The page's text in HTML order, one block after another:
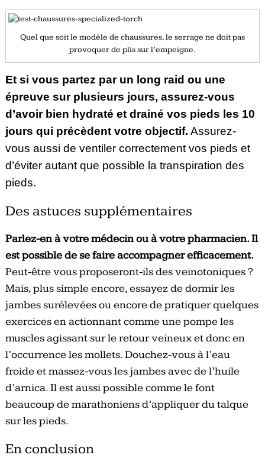
Quel que soit le modèle de chaussures, le serrage ne doit pas
provoquer de plis sur l’empeigne.
Et si vous partez par un long raid ou une
épreuve sur plusieurs jours, assurez-vous
d’avoir bien hydraté et drainé vos pieds les 10
jours qui précèdent votre objectif. Assurez-
vous aussi de ventiler correctement vos pieds et
d’éviter autant que possible la transpiration des
pieds.
Des astuces supplémentaires
Parlez-en à votre médecin ou à votre pharmacien. Il
est possible de se faire accompagner efficacement.
Peut-être vous proposeront-ils des veinotoniques ?
Mais, plus simple encore, essayez de dormir les
jambes surélevées ou encore de pratiquer quelques
exercices en actionnant comme une pompe les
muscles agissant sur le retour veineux et donc en
l’occurrence les mollets. Douchez-vous à l’eau
froide et massez-vous les jambes avec de l’huile
d’arnica. Il est aussi possible comme le font
beaucoup de marathoniens d’appliquer du talque
sur les pieds.
En conclusion